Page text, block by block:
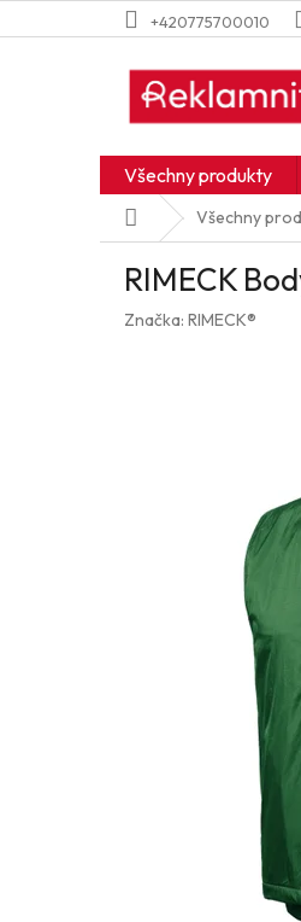
na
+420775700010
Všechny produkty
Domů Všechny
RIMECK
Značka: RIMECK®